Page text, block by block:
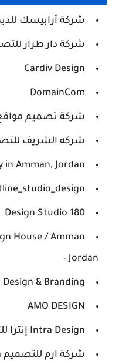
شركة أرابيسك
شركة دار طراز
Cardiv Design
DomainCom
شركة تصميم مواقع
شركه الشريف
in Amman, Jordan
180 Design Studio
House / Amman
- Jordan
Design & Branding
AMO DESIGN
Intra Design إنترا للتصميم